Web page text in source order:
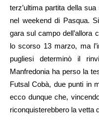
terz’ultima partita della
nel weekend di Pasqua.
gara sul campo dell’allora
lo scorso 13 marzo, ma
pugliesi determinò il
Manfredonia ha perso la
Futsal Cobà, due punti in
ecco dunque che,
riconquisterebbero la vetta